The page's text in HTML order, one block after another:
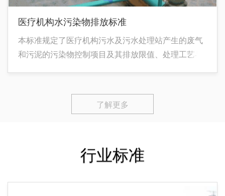
医疗机构水污染物排放标准
本标准规定了医疗机构污水及污水处理站产生的废气
和污泥的污染物控制项目及其排放限值、处理工艺与
了解更多
行业标准